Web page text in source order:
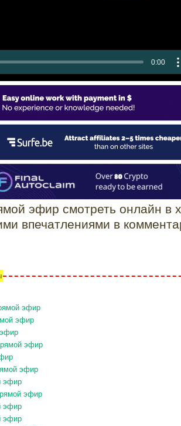
эфир смотреть онлайн в
впечатлениями в
эфир
эфир
эфир
эфир
эфир
эфир
эфир
эфир